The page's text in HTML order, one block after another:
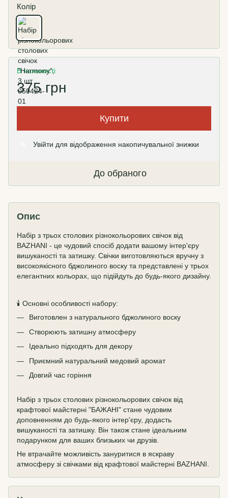
Колір
В наявності
375 грн
Купити
Увійти для відображення накопичувальної знижки
До обраного
Опис
Набір з трьох столових різнокольорових свічок від
BAZHANI - це чудовий спосіб додати вашому інтер'єру
вишуканості та затишку. Свічки виготовляються вручну з
високоякісного бджолиного воску та представлені у трьох
елегантних кольорах, що підійдуть до будь-якого дизайну.
🕯️ Основні особливості набору:
Виготовлен з натурального бджолиного воску
Створюють затишну атмосферу
Ідеально підходять для декору
Приємний натуральний медовий аромат
Довгий час горіння
Набір з трьох столових різнокольорових свічок від
крафтової майстерні "БАЖАНІ" стане чудовим
доповненням до будь-якого інтер'єру, додасть
вишуканості та затишку. Він також стане ідеальним
подарунком для ваших близьких чи друзів.
Не втрачайте можливість зануритися в яскраву
атмосферу зі свічками від крафтової майстерні BAZHANI.